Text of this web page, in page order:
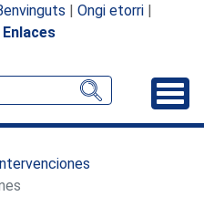
| Ongi etorri |
Enlaces